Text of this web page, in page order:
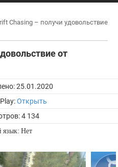
и
к
Chasing – получи удовольствие
от
25.01.2020
Открыть
4 134
язык: Нет